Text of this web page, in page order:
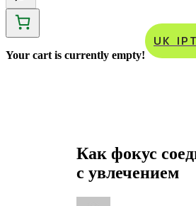
a
c
h
Your cart is currently empty!
UK
Как фокус
с увлечением